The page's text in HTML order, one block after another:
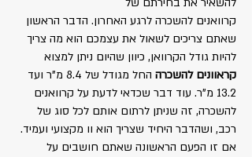
קרוואנים להשכרה לרגע האחרון. הדבר הראשון
שאתם צריכים לשאול את עצמכם הוא מה צריך
להיות גודל הקרוואן, כיוון שהיום ניתן למצוא
קראוונים להשכרה
החל מגודל של 8.4 מ"ר ועד
13.2 מ"ר. עוד דבר שכדאי לדעת על קרוואנים
להשכרה, זה שניתן לרתום אותם לכל סוג של
רכב, ושהדבר היחיד שצריך הוא וו מקצועי ועמיד.
אם זו הפעם הראשונה שאתם חושבים על